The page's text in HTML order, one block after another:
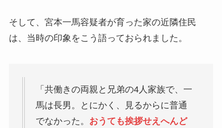
そして、宮本一馬容疑者が育った家の近隣住民
は、当時の印象をこう語っておられました。
「共働きの両親と兄弟の4人家族で、一
馬は長男。とにかく、見るからに普通
でなかった。 おうても挨拶せえへんど